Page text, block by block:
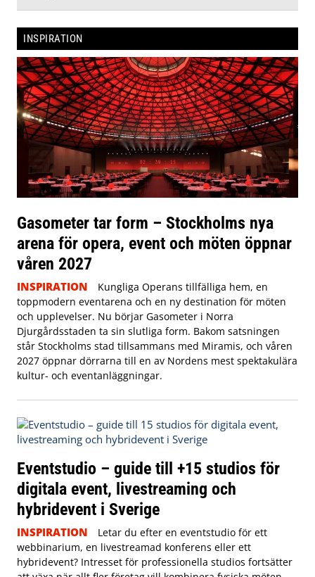
INSPIRATION
Gasometer tar form – Stockholms nya
arena för opera, event och möten öppnar
våren 2027
INSPIRATION
Kungliga Operans tillfälliga hem, en
toppmodern eventarena och en ny destination för möten
och upplevelser. Nu börjar Gasometer i Norra
Djurgårdsstaden ta sin slutliga form. Bakom satsningen
står Stockholms stad tillsammans med Miramis, och våren
2027 öppnar dörrarna till en av Nordens mest spektakulära
kultur- och eventanläggningar.
Eventstudio – guide till +15 studios för
digitala event, livestreaming och
hybridevent i Sverige
INSPIRATION
Letar du efter en eventstudio för ett
webbinarium, en livestreamad konferens eller ett
hybridevent? Intresset för professionella studios fortsätter